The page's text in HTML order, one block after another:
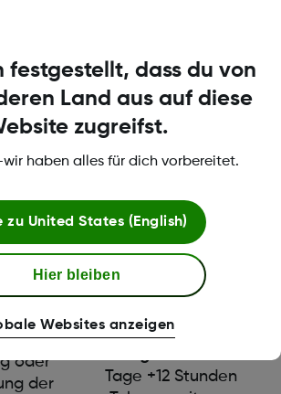
des
oder
der
Dexcom G7 CGM
• Aufwärmzeit: 30
Minuten
• Unser kleinster
Sensor
Tage +12 Stunden
festgestellt, dass du von
Land aus auf diese
zugreifst.
haben alles für dich vorbereitet.
zu United States (English)
Hier bleiben
Websites anzeigen